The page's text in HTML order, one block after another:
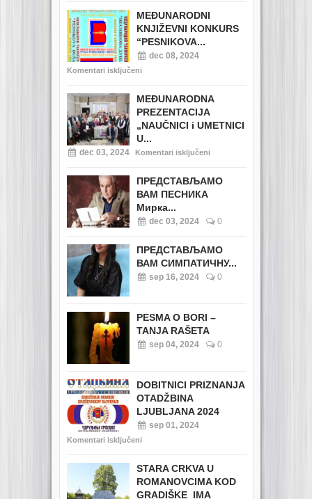
MEĐUNARODNI
KNJIŽEVNI KONKURS
“PESNIKOVA...
dec 08, 2024
Komentari isključeni
MEĐUNARODNA
PREZENTACIJA
„NAUČNICI i UMETNICI
U...
dec 03, 2024 Komentari isključeni
ПРЕДСТАВЉАМО
ВАМ ПЕСНИКА
Мирка...
dec 03, 2024 0
ПРЕДСТАВЉАМО
ВАМ СИМПАТИЧНУ...
sep 16, 2024 0
PESMA O BORI –
TANJA RAŠETA
sep 04, 2024 0
DOBITNICI PRIZNANJA
OTADŽBINA
LJUBLJANA 2024
sep 01, 2024
Komentari isključeni
STARA CRKVA U
ROMANOVCIMA KOD
GRADIŠKE IMA